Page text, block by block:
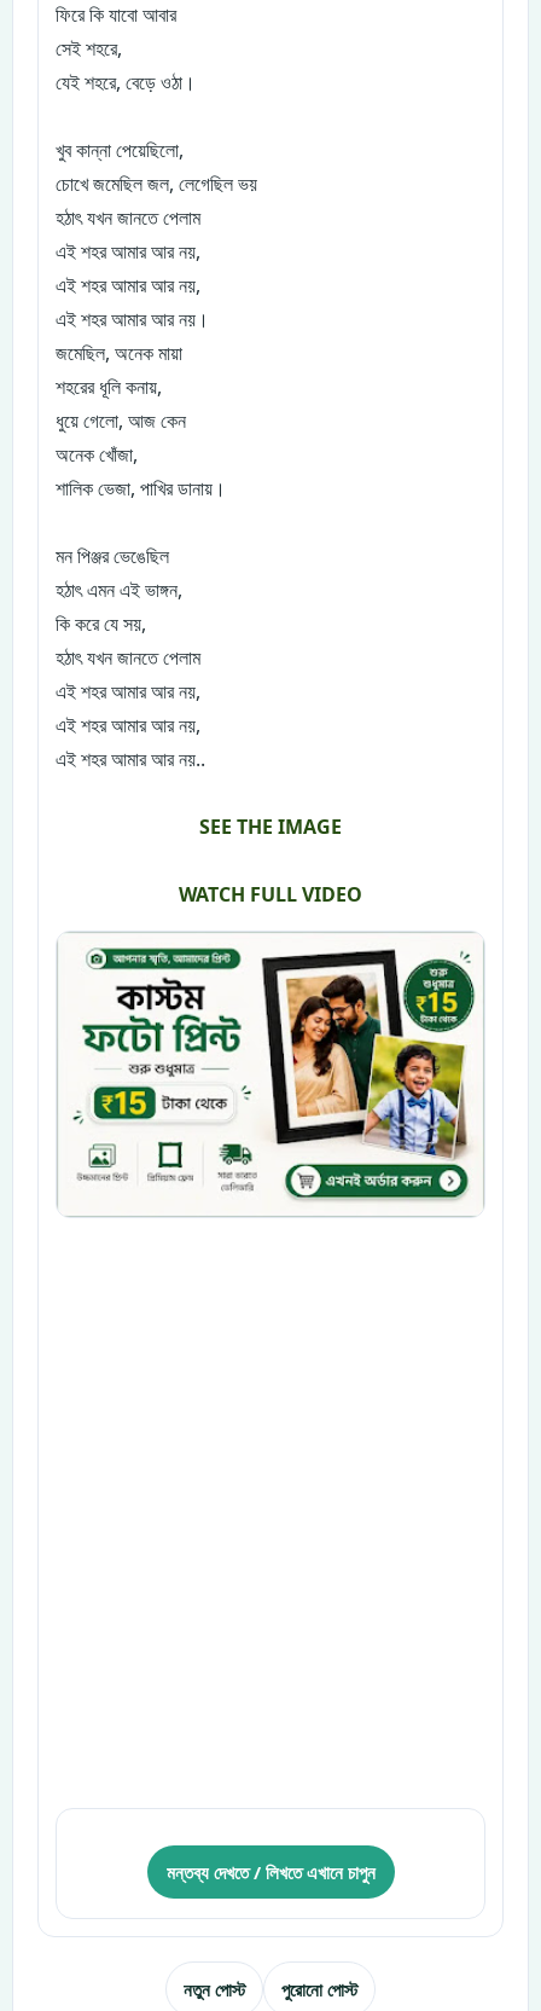
ফিরে কি যাবো আবার
সেই শহরে,
যেই শহরে, বেড়ে ওঠা।
খুব কান্না পেয়েছিলো,
চোখে জমেছিল জল, লেগেছিল ভয়
হঠাৎ যখন জানতে পেলাম
এই শহর আমার আর নয়,
এই শহর আমার আর নয়,
এই শহর আমার আর নয়।
জমেছিল, অনেক মায়া
শহরের ধূলি কনায়,
ধুয়ে গেলো, আজ কেন
অনেক খোঁজা,
শালিক ভেজা, পাখির ডানায়।
মন পিঞ্জর ভেঙেছিল
হঠাৎ এমন এই ভাঙ্গন,
কি করে যে সয়,
হঠাৎ যখন জানতে পেলাম
এই শহর আমার আর নয়,
এই শহর আমার আর নয়,
এই শহর আমার আর নয়..
SEE THE IMAGE
WATCH FULL VIDEO
মন্তব্য দেখতে / লিখতে এখানে চাপুন
নতুন পোস্ট পুরোনো পোস্ট